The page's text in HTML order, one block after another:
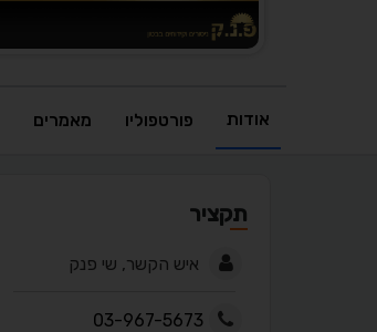
אודות פורטפוליו מאמרים
תקציר
איש הקשר, שי פנק
03-967-5673